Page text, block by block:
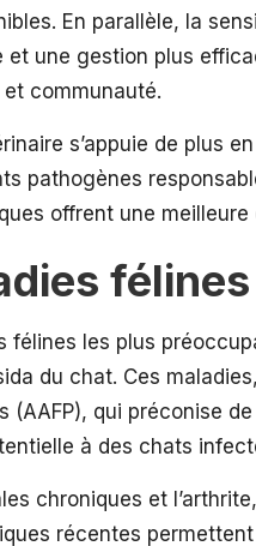
En parallèle, la
une gestion plus
communauté.
s’appuie de plus
pathogènes
offrent une
félines les plus
du chat. Ces
(AAFP), qui préconise
à des chats
chroniques et l’arthrite
récentes